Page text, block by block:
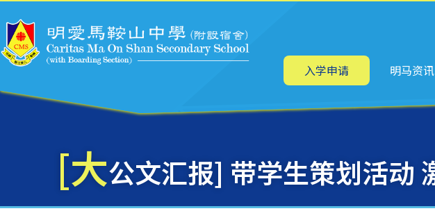
主
航 入学申请 明马资讯
[大公文汇报] 带学生策划活动